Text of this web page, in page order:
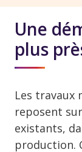
Une
plus
Les travaux
reposent
existants,
production.